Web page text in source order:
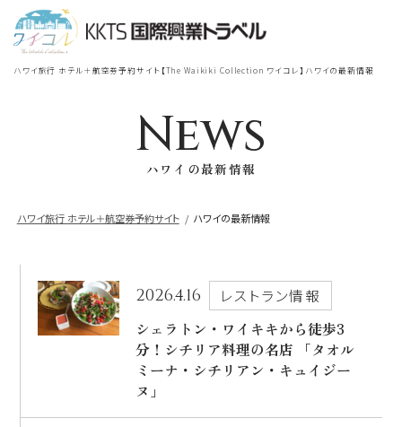
ハワイ旅行 ホテル＋航空券予約サイト【The Waikiki Collection ワイコレ】ハワイの最新情報
News
ハワイの最新情報
ハワイ旅行 ホテル＋航空券予約サイト ハワイの最新情報
2026.4.16
レストラン情報
シェラトン・ワイキキから徒歩3
分！シチリア料理の名店 「タオル
ミーナ・シチリアン・キュイジー
ヌ」
TOP
ロイヤルハワイアン ラグジュアリー
ウェスティンリゾート&スパ
シェラトン・プリンセスカイウラニ・ワイ
キキ・ビーチ
宿泊 ＋ 航空券
帰国の到着地が違うお客様
座席クラス